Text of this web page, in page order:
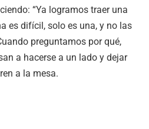
“Ya logramos traer una
es difícil, solo es una, y no las
preguntamos por qué,
a hacerse a un lado y dejar
a la mesa.